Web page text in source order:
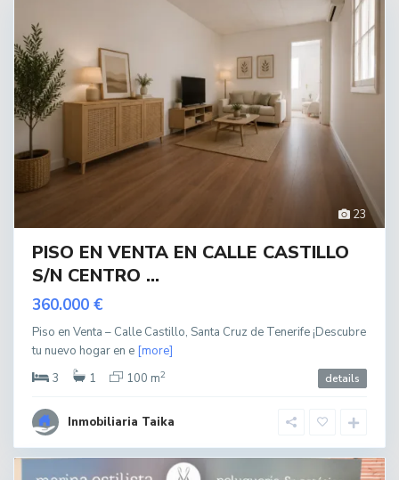
23
PISO EN VENTA EN CALLE CASTILLO
S/N CENTRO ...
360.000 €
Piso en Venta – Calle Castillo, Santa Cruz de Tenerife ¡Descubre
tu nuevo hogar en e [more]
3
1 100 m2 details
Inmobiliaria Taika